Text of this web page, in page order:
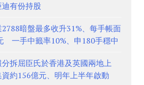
有份持股
暗盤最多收升31%、每手帳面
一手中籤率10%、申180手穩中
拆屈臣氏於香港及英國兩地上
約156億元、明年上半年啟動